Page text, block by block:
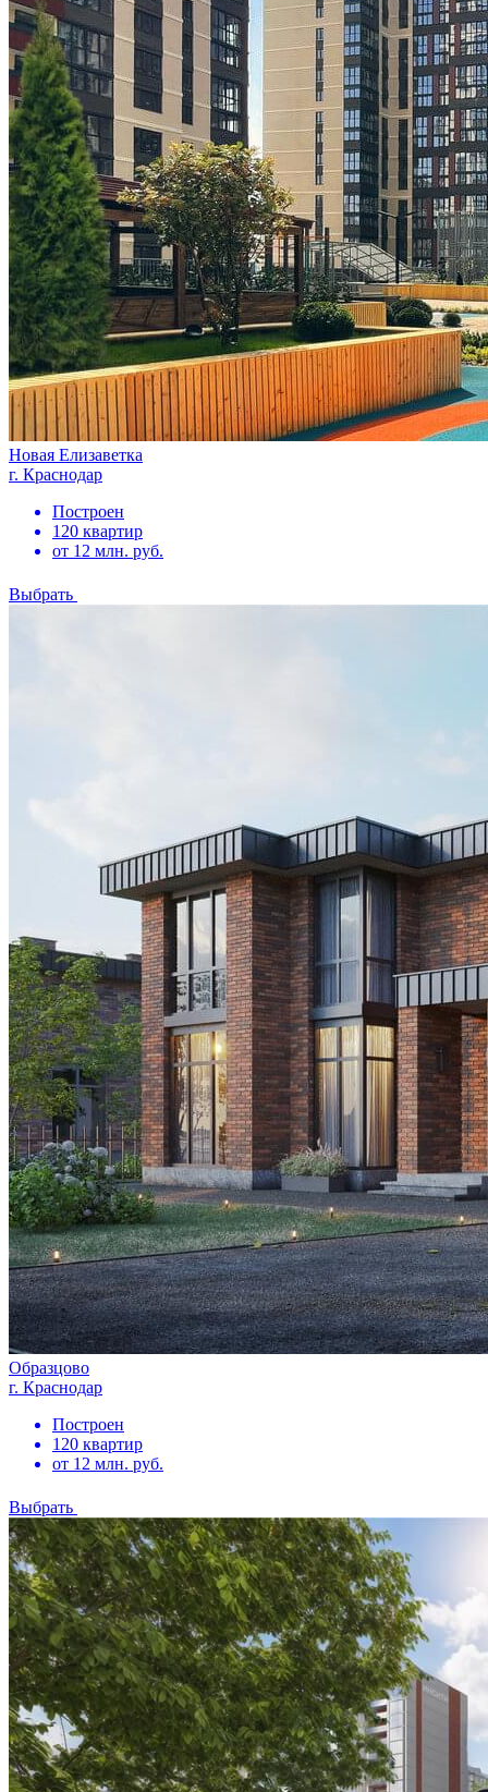
Новая Елизаветка
г. Краснодар
Построен
120 квартир
от 12 млн. руб.
Выбрать
Образцово
г. Краснодар
Построен
120 квартир
от 12 млн. руб.
Выбрать